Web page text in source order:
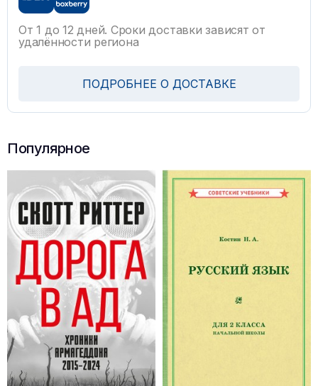
От 1 до 12 дней. Сроки доставки зависят от
удалённости региона
ПОДРОБНЕЕ О ДОСТАВКЕ
Популярное